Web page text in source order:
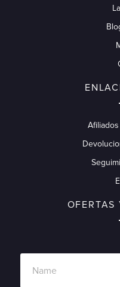
OFERTAS